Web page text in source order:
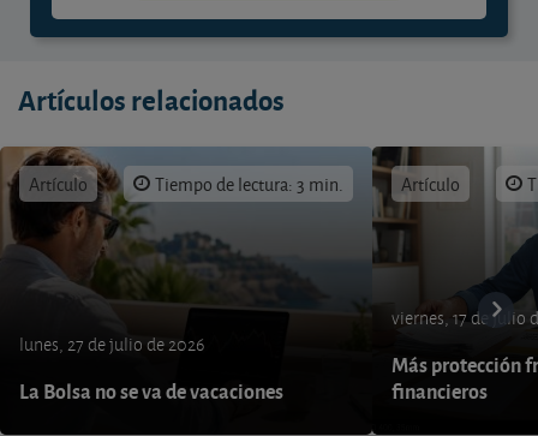
Artículos relacionados
Artículo Tiempo de lectura: 3 min.
lunes, 27 de julio de 2026
La Bolsa no se va de vacaciones
Artículo
viernes, 17 de julio
Más protección
financieros